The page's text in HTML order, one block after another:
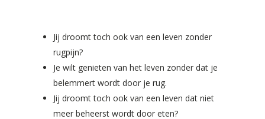
Jij droomt toch ook van een leven zonder
rugpijn?
Je wilt genieten van het leven zonder dat je
belemmert wordt door je rug.
Jij droomt toch ook van een leven dat niet
meer beheerst wordt door eten?